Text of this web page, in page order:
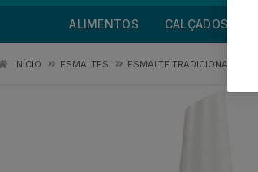
ALIMENTOS CALÇADOS
INÍCIO ESMALTES ESMALTE TRADICIONAL